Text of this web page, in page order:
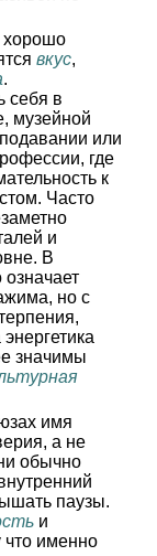
хорошо
вкус,
.
себя в
музейной
или
где
к
Часто
и
В
но с
значимы
имя
а не
обычно
паузы.
и
что именно